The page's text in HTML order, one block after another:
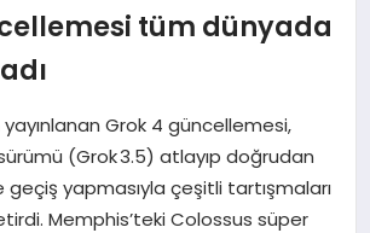
tüm dünyada
Grok 4 güncellemesi,
(Grok 3.5) atlayıp doğrudan
yapmasıyla çeşitli tartışmaları
Memphis’teki Colossus süper